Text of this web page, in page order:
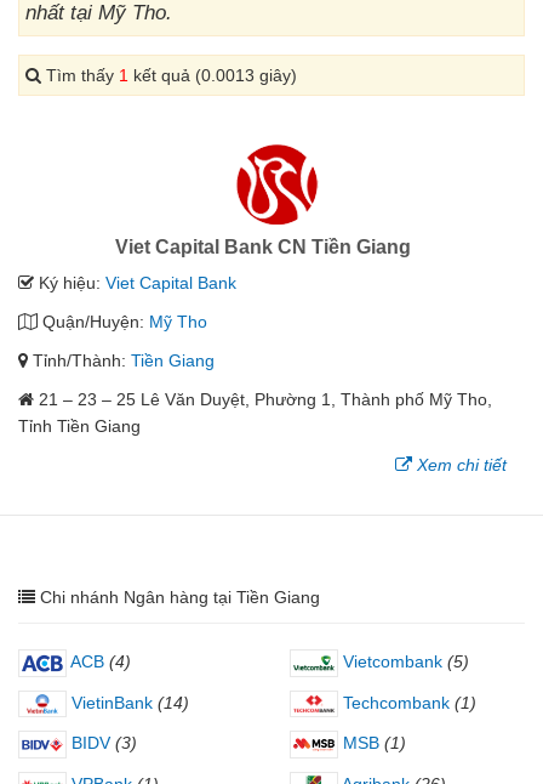
nhất tại Mỹ Tho.
Tìm thấy 1 kết quả (0.0013 giây)
Viet Capital Bank CN Tiền Giang
Ký hiệu: Viet Capital Bank
Quận/Huyện: Mỹ Tho
Tỉnh/Thành: Tiền Giang
21 – 23 – 25 Lê Văn Duyệt, Phường 1, Thành phố Mỹ Tho,
Tỉnh Tiền Giang
Xem chi tiết
Chi nhánh Ngân hàng tại Tiền Giang
ACB (4) Vietcombank (5)
VietinBank (14) Techcombank (1)
BIDV (3) MSB (1)